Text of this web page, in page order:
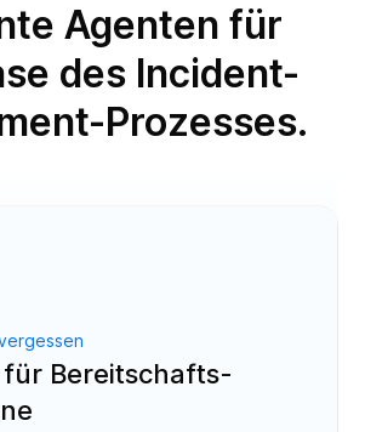
Agenten für
des Incident-
Prozesses.
Bereitschafts-